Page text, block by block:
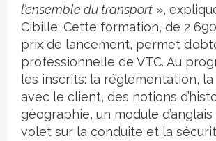
l’ensemble du transport »,
Cibille. Cette formation, de 2
prix de lancement, permet
professionnelle de VTC. Au
les inscrits: la réglementation,
avec le client, des notions
géographie, un module
volet sur la conduite et la